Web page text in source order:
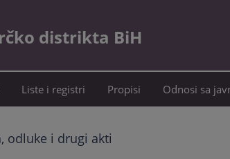
distrikta BiH
sadržaj
Liste i registri Propisi Odnosi sa
odluke i drugi akti